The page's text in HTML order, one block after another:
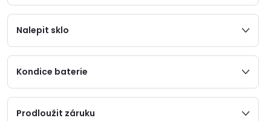
Nalepit sklo
Kondice baterie
Prodloužit záruku